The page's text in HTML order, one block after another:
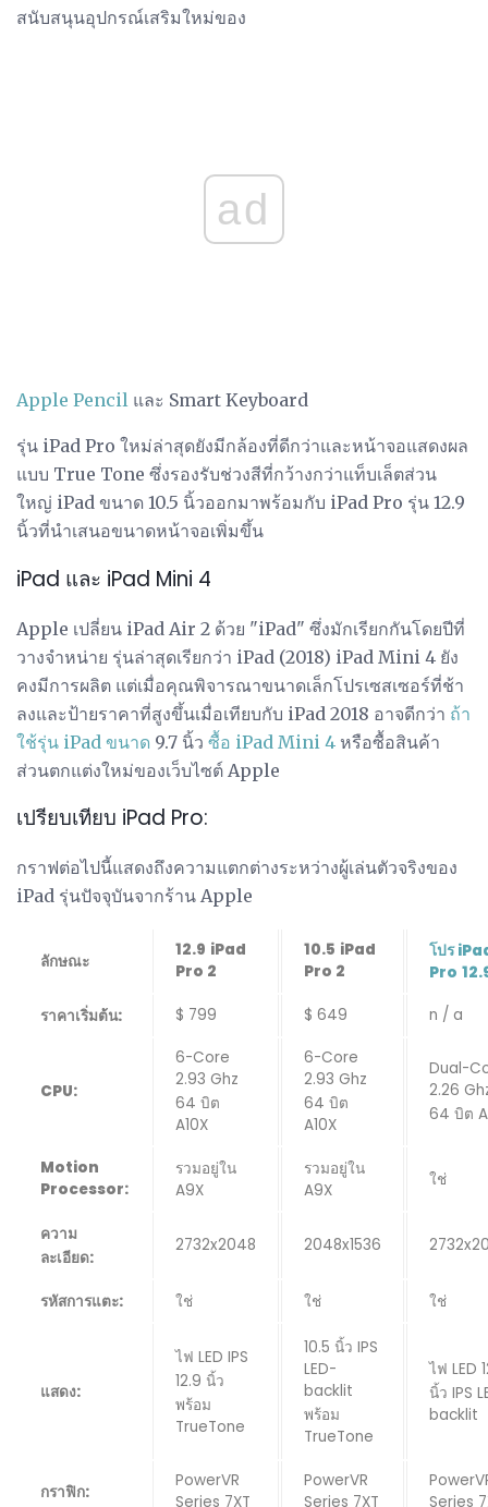
สนับสนุนอุปกรณ์เสริมใหม่ของ
ad
Apple Pencil และ Smart Keyboard
รุ่น iPad Pro ใหม่ล่าสุดยังมีกล้องที่ดีกว่าและหน้าจอแสดงผล
แบบ True Tone ซึ่งรองรับช่วงสีที่กว้างกว่าแท็บเล็ตส่วน
ใหญ่ iPad ขนาด 10.5 นิ้วออกมาพร้อมกับ iPad Pro รุ่น 12.9
นิ้วที่นำเสนอขนาดหน้าจอเพิ่มขึ้น
iPad และ iPad Mini 4
Apple เปลี่ยน iPad Air 2 ด้วย "iPad" ซึ่งมักเรียกกันโดยปีที่
วางจำหน่าย รุ่นล่าสุดเรียกว่า iPad (2018) iPad Mini 4 ยัง
คงมีการผลิต แต่เมื่อคุณพิจารณาขนาดเล็กโปรเซสเซอร์ที่ช้า
ลงและป้ายราคาที่สูงขึ้นเมื่อเทียบกับ iPad 2018 อาจดีกว่า ถ้า
ใช้รุ่น iPad ขนาด 9.7 นิ้ว ซื้อ iPad Mini 4 หรือซื้อสินค้า
ส่วนตกแต่งใหม่ของเว็บไซต์ Apple
เปรียบเทียบ iPad Pro:
กราฟต่อไปนี้แสดงถึงความแตกต่างระหว่างผู้เล่นตัวจริงของ
iPad รุ่นปัจจุบันจากร้าน Apple
ลักษณะ
12.9 iPad
Pro 2
10.5 iPad
Pro 2
โปร
Pro
ราคาเริ่มต้น: $ 799 $ 649 n / a
CPU:
6-Core
2.93 Ghz
64 บิต
A10X
6-Core
2.93 Ghz
64 บิต
A10X
Dual-
2.26
64 บิต
Motion
Processor:
รวมอยู่ใน
A9X
รวมอยู่ใน
A9X
ใช่
ความ
ละเอียด:
2732x2048 2048x1536
รหัสการแตะ: ใช่ ใช่ ใช่
แสดง:
ไฟ LED IPS
12.9 นิ้ว
พร้อม
TrueTone
10.5 นิ้ว IPS
LED-
backlit
พร้อม
TrueTone
ไฟ LED
นิ้ว IPS
backlit
กราฟิก:
PowerVR
Series 7XT
PowerVR
Series 7XT
Series